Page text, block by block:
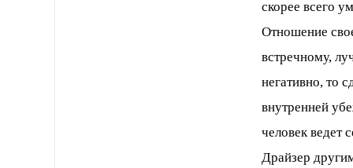
скорее всего
Отношение
встречному,
негативно, то
внутренней
человек ведет
Драйзер